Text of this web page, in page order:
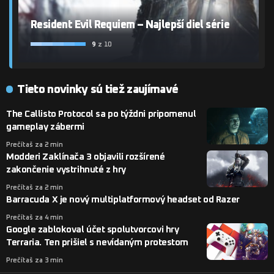
Resident Evil Requiem – Najlepší diel série
9 z 10
Tieto novinky sú tiež zaujímavé
The Callisto Protocol sa po týždni pripomenul
gameplay zábermi
Prečítaš za 2 min
Modderi Zaklínača 3 objavili rozšírené
zakončenie vystrihnuté z hry
Prečítaš za 2 min
Barracuda X je nový multiplatformový headset od Razer
Prečítaš za 4 min
Google zablokoval účet spolutvorcovi hry
Terraria. Ten prišiel s nevídaným protestom
Prečítaš za 3 min